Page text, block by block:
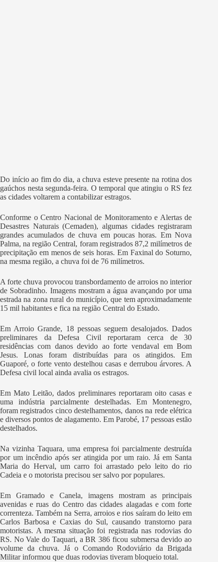
Do início ao fim do dia, a chuva esteve presente na rotina dos
gaúchos nesta segunda-feira. O temporal que atingiu o RS fez
as cidades voltarem a contabilizar estragos.
Conforme o Centro Nacional de Monitoramento e Alertas de
Desastres Naturais (Cemaden), algumas cidades registraram
grandes acumulados de chuva em poucas horas. Em Nova
Palma, na região Central, foram registrados 87,2 milímetros de
precipitação em menos de seis horas. Em Faxinal do Soturno,
na mesma região, a chuva foi de 76 milímetros.
A forte chuva provocou transbordamento de arroios no interior
de Sobradinho. Imagens mostram a água avançando por uma
estrada na zona rural do município, que tem aproximadamente
15 mil habitantes e fica na região Central do Estado.
Em Arroio Grande, 18 pessoas seguem desalojados. Dados
preliminares da Defesa Civil reportaram cerca de 30
residências com danos devido ao forte vendaval em Bom
Jesus. Lonas foram distribuídas para os atingidos. Em
Guaporé, o forte vento destelhou casas e derrubou árvores. A
Defesa civil local ainda avalia os estragos.
Em Mato Leitão, dados preliminares reportaram oito casas e
uma indústria parcialmente destelhadas. Em Montenegro,
foram registrados cinco destelhamentos, danos na rede elétrica
e diversos pontos de alagamento. Em Parobé, 17 pessoas estão
destelhados.
Na vizinha Taquara, uma empresa foi parcialmente destruída
por um incêndio após ser atingida por um raio. Já em Santa
Maria do Herval, um carro foi arrastado pelo leito do rio
Cadeia e o motorista precisou ser salvo por populares.
Em Gramado e Canela, imagens mostram as principais
avenidas e ruas do Centro das cidades alagadas e com forte
correnteza. Também na Serra, arroios e rios saíram do leito em
Carlos Barbosa e Caxias do Sul, causando transtorno para
motoristas. A mesma situação foi registrada nas rodovias do
RS. No Vale do Taquari, a BR 386 ficou submersa devido ao
volume da chuva. Já o Comando Rodoviário da Brigada
Militar informou que duas rodovias tiveram bloqueio total.